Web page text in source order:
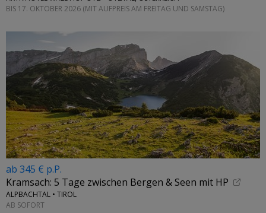
BIS 17. OKTOBER 2026 (MIT AUFPREIS AM FREITAG UND SAMSTAG)
ab 345 € p.P.
Kramsach: 5 Tage zwischen Bergen & Seen mit HP
ALPBACHTAL • TIROL
AB SOFORT